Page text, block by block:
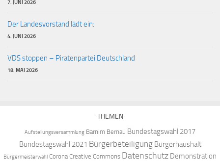
7. JUNI 2026
Der Landesvorstand lädt ein:
4. JUNI 2026
VDS stoppen – Piratenpartei Deutschland
18. MAI 2026
THEMEN
Aufstellungsversammlung Barnim Bernau Bundestagswahl 2017
Bundestagswahl 2021 Bürgerbeteiligung Bürgerhaushalt
Bürgermeisterwahl Corona Creative Commons Datenschutz Demonstration